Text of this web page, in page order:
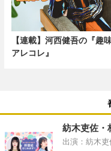
【連載】河西健吾の『趣
アレコレ』
紡木吏佐・
出演：紡木